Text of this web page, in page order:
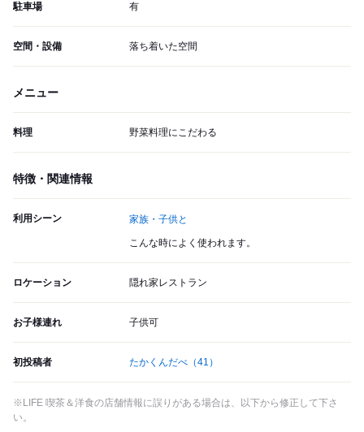
駐車場 有
空間・設備 落ち着いた空間
メニュー
料理 野菜料理にこだわる
特徴・関連情報
利用シーン 家族・子供と
こんな時によく使われます。
ロケーション 隠れ家レストラン
お子様連れ 子供可
初投稿者 たかくんだべ （41）
※LIFE 喫茶＆洋食の店舗情報に誤りがある場合は、以下から修正して下さ
い。